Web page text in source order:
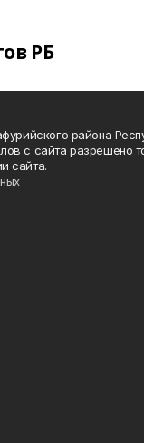
РБ
района
с сайта разрешено
сайта.